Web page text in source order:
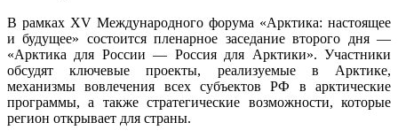
В рамках XV Международного форума «Арктика: настоящее
и будущее» состоится пленарное заседание второго дня —
«Арктика для России — Россия для Арктики». Участники
обсудят ключевые проекты, реализуемые в Арктике,
механизмы вовлечения всех субъектов РФ в арктические
программы, а также стратегические возможности, которые
регион открывает для страны.